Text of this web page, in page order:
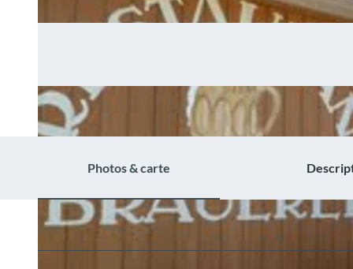
Photos & carte